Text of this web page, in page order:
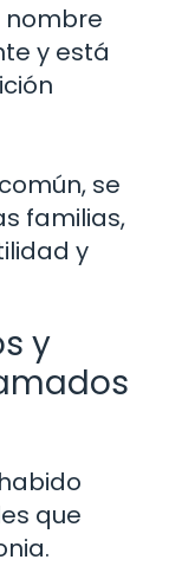
nombre
y está
se
familias,
y
y
que